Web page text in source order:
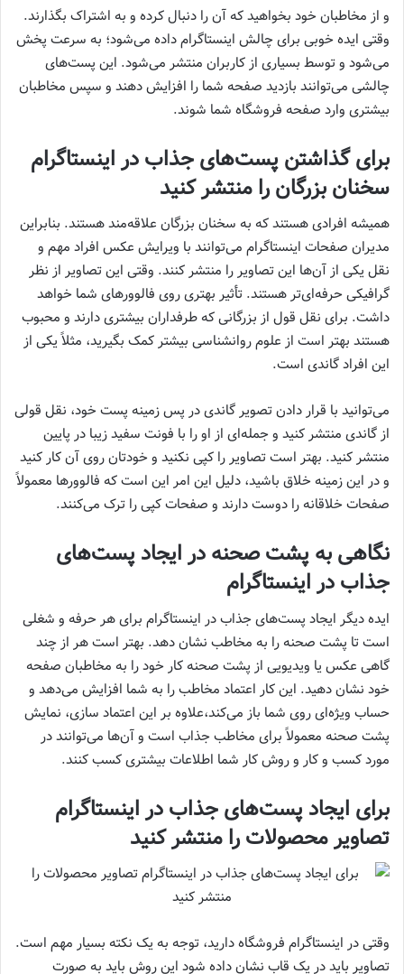
و از مخاطبان خود بخواهید که آن را دنبال کرده و به اشتراک بگذارند.
وقتی‌ ایده خوبی برای چالش اینستاگرام داده می‌شود؛ به سرعت پخش
می‌شود و توسط بسیاری از کاربران منتشر می‌شود. این پست‌های
چالشی می‌توانند بازدید صفحه شما را افزایش دهند و سپس مخاطبان
بیشتری وارد صفحه فروشگاه شما شوند.
برای گذاشتن پست‌های جذاب در اینستاگرام
سخنان بزرگان را منتشر کنید
همیشه افرادی هستند که به سخنان بزرگان علاقه‌مند هستند. بنابراین
مدیران صفحات اینستاگرام می‌توانند با ویرایش عکس افراد مهم و
نقل یکی از آن‌ها این تصاویر را منتشر کنند. وقتی این تصاویر از نظر
گرافیکی حرفه‌ای‌تر هستند. تأثیر بهتری روی فالوور‌های شما خواهد
داشت. برای نقل قول از بزرگانی که طرفداران بیشتری دارند و محبوب
هستند بهتر است از علوم روانشناسی بیشتر کمک بگیرید، مثلاً یکی از
این افراد گاندی است.
می‌توانید با قرار دادن تصویر گاندی در پس زمینه پست خود، نقل قولی
از گاندی منتشر کنید و جمله‌ای از او را با فونت سفید زیبا در پایین
منتشر کنید. بهتر است تصاویر را کپی نکنید و خودتان روی آن کار کنید
و در این زمینه خلاق باشید، دلیل این امر این است که فالوور‌ها معمولاً
صفحات خلاقانه را دوست دارند و صفحات کپی را ترک می‌کنند.
نگاهی به پشت صحنه در ایجاد پست‌های
جذاب در اینستاگرام
ایده دیگر ایجاد پست‌های جذاب در اینستاگرام برای هر حرفه و شغلی
است تا پشت صحنه را به مخاطب نشان دهد. بهتر است هر از چند
گاهی عکس یا ویدیویی از پشت صحنه کار خود را به مخاطبان صفحه
خود نشان دهید. این کار اعتماد مخاطب را به شما افزایش می‌دهد و
حساب ویژه‌ای روی شما باز می‌کند،علاوه بر این اعتماد سازی، نمایش
پشت صحنه معمولاً برای مخاطب جذاب است و آن‌ها می‌توانند در
مورد کسب و کار و روش کار شما اطلاعات بیشتری کسب کنند.
برای ایجاد پست‌های جذاب در اینستاگرام
تصاویر محصولات را منتشر کنید
وقتی در اینستاگرام فروشگاه دارید، توجه به یک نکته بسیار مهم است.
تصاویر باید در یک قاب نشان داده شود این روش باید به صورت